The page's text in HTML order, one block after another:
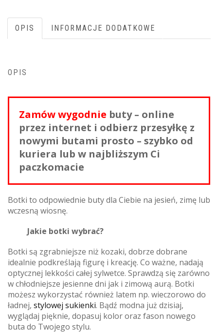
OPIS INFORMACJE DODATKOWE
OPIS
Zamów wygodnie buty – online
przez internet i odbierz przesyłkę z
nowymi butami prosto – szybko od
kuriera lub w najbliższym Ci
paczkomacie
Botki to odpowiednie buty dla Ciebie na jesień, zimę lub
wczesną wiosnę.
Jakie botki wybrać?
Botki są zgrabniejsze niż kozaki, dobrze dobrane
idealnie podkreślają figurę i kreację. Co ważne, nadają
optycznej lekkości całej sylwetce. Sprawdzą się zarówno
w chłodniejsze jesienne dni jak i zimową aurą. Botki
możesz wykorzystać również latem np. wieczorowo do
ładnej, stylowej sukienki. Bądź modna już dzisiaj,
wyglądaj pięknie, dopasuj kolor oraz fason nowego
buta do Twojego stylu.